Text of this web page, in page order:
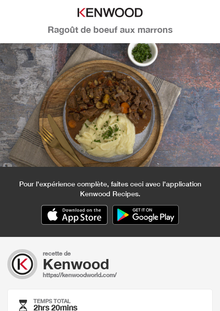
Ragoût de boeuf aux marrons
Pour l'expérience complète, faites ceci avec l'application
Kenwood Recipes.
recette de
Kenwood
https://kenwoodworld.com/
TEMPS TOTAL
2hrs 20mins